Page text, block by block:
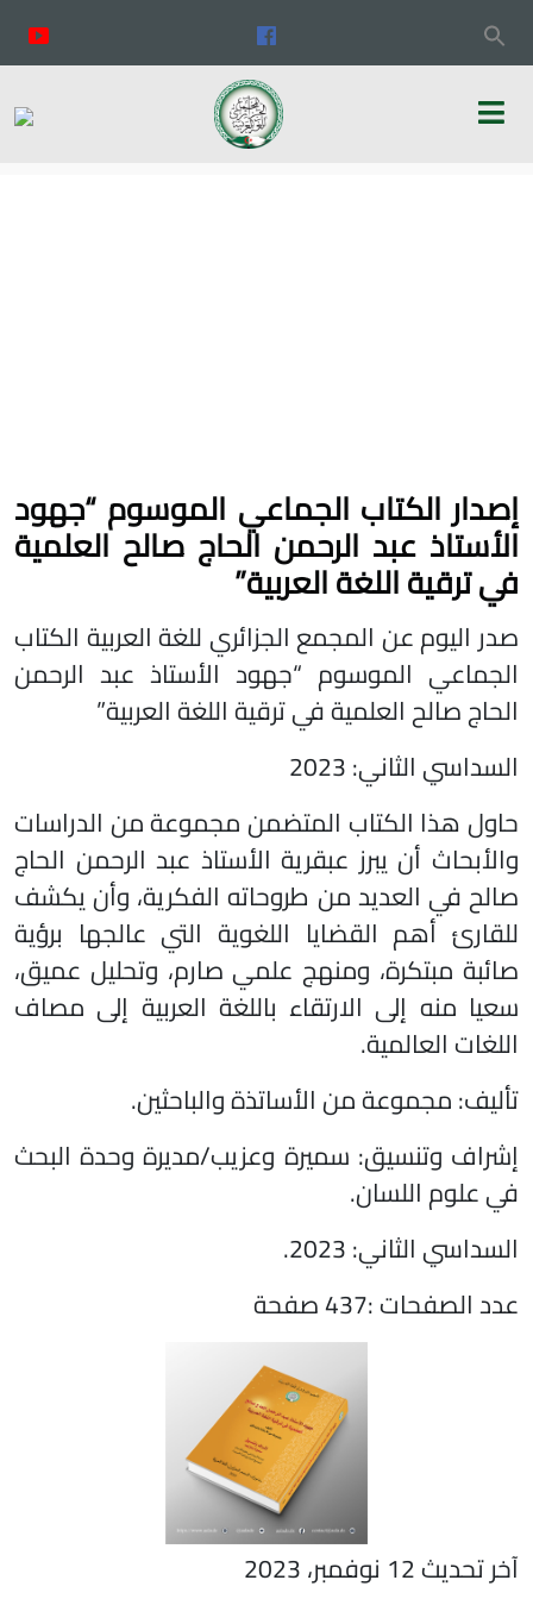
إصدار الكتاب الجماعي الموسوم “جهود
الأستاذ عبد الرحمن الحاج صالح العلمية
في ترقية اللغة العربية”
صدر اليوم عن المجمع الجزائري للغة العربية الكتاب
الجماعي الموسوم “جهود الأستاذ عبد الرحمن
الحاج صالح العلمية في ترقية اللغة العربية”
السداسي الثاني: 2023
حاول هذا الكتاب المتضمن مجموعة من الدراسات
والأبحاث أن يبرز عبقرية الأستاذ عبد الرحمن الحاج
صالح في العديد من طروحاته الفكرية، وأن يكشف
للقارئ أهم القضايا اللغوية التي عالجها برؤية
صائبة مبتكرة، ومنهج علمي صارم، وتحليل عميق،
سعيا منه إلى الارتقاء باللغة العربية إلى مصاف
اللغات العالمية.
تأليف: مجموعة من الأساتذة والباحثين.
إشراف وتنسيق: سميرة وعزيب/مديرة وحدة البحث
في علوم اللسان.
السداسي الثاني: 2023.
عدد الصفحات :437 صفحة
آخر تحديث 12 نوفمبر، 2023